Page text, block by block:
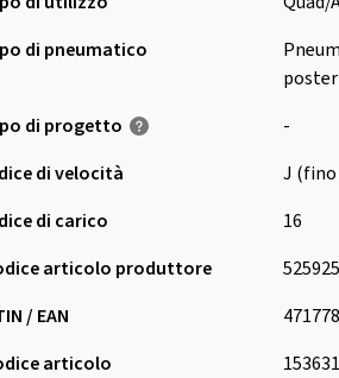
di pneumatico
di progetto
-
di velocità
J (fino
di carico
16
articolo produttore
/ EAN
articolo